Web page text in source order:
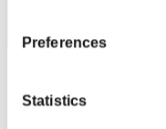
Preferences
Statistics
Puntos:Missions30/40'32"46